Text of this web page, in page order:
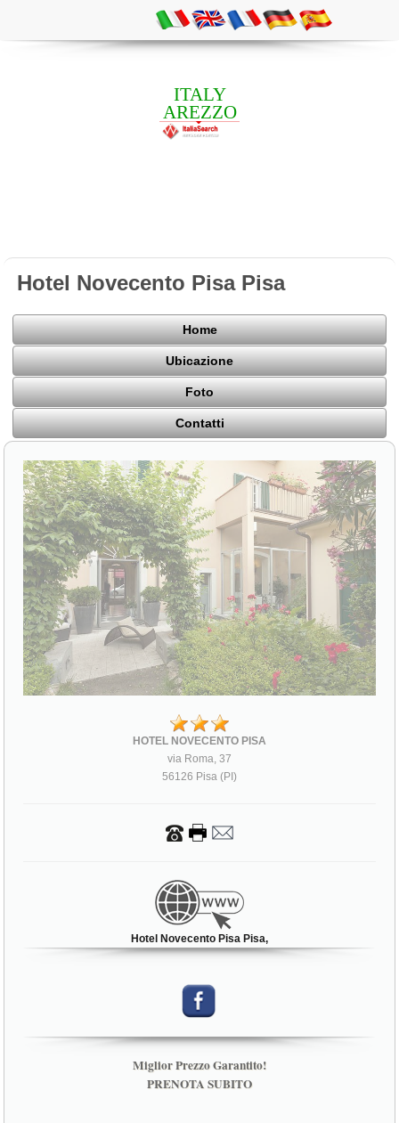
ITALY
AREZZO
Hotel Novecento Pisa Pisa
Home
Ubicazione
Foto
Contatti
HOTEL NOVECENTO PISA
via Roma, 37
56126 Pisa (PI)
Hotel Novecento Pisa Pisa,
Miglior Prezzo Garantito!
PRENOTA SUBITO